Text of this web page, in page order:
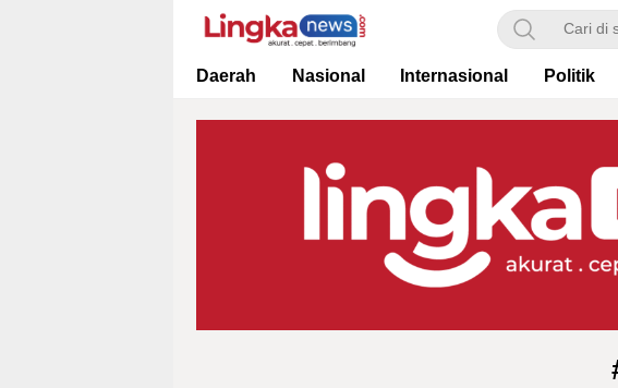
Lingkanews
Akurat. Cepat & Berimbang
Daerah Nasional Internasional Politik